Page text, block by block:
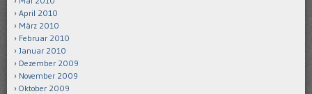
April 2010
März 2010
Februar 2010
Januar 2010
Dezember 2009
November 2009
Oktober 2009